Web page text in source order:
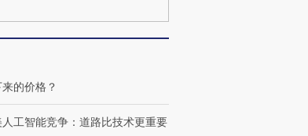
的价格？
工智能竞争：道路比技术更重要